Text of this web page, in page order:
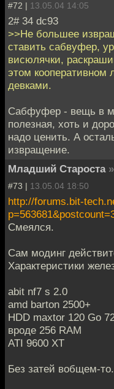
#72 | 13.05.04 14:05
2# 34 dc93
>>Не большее
ставить сабвуфер,
висюлячки,
этом кооперативном
девками.
Сабфуфер - вещь в
полезная, хоть и
надо ценить. А
извращение.
Младший Староста »
#73 | 13.05.04 18:50
http://forums.bit-
Смеялся.
Сам модинг
Характеристики
abit nf7 s 2.0
amd barton 2500+
HDD maxtor 120 Go
вроде 256 RAM
ATI 9600 XT
Без затей вобщем-то.